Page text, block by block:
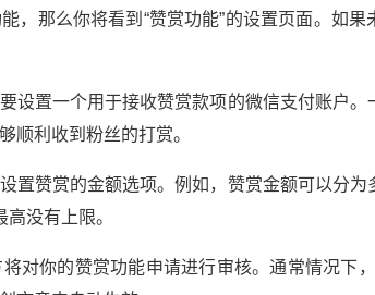
，那么你将看到“赞赏功能”的设置页面。如果
设置一个用于接收赞赏款项的微信支付账户。
顺利收到粉丝的打赏。
置赞赏的金额选项。例如，赞赏金额可以分为
没有上限。
对你的赞赏功能申请进行审核。通常情况下